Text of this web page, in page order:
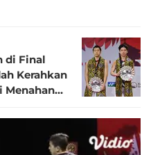
di Final
Kerahkan
Menahan